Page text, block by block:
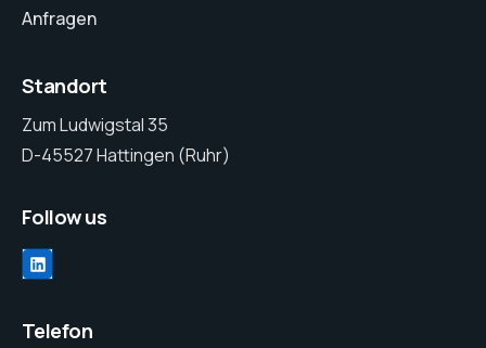
Anfragen
Standort
Zum Ludwigstal 35
D-45527 Hattingen (Ruhr)
Follow us
LinkedIn
Telefon